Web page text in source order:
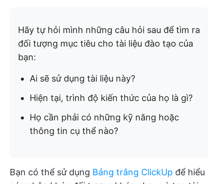
Hãy tự hỏi mình những câu hỏi sau để tìm ra
đối tượng mục tiêu cho tài liệu đào tạo của
bạn:
Ai sẽ sử dụng tài liệu này?
Hiện tại, trình độ kiến thức của họ là gì?
Họ cần phải có những kỹ năng hoặc
thông tin cụ thể nào?
Bạn có thể sử dụng Bảng trắng ClickUp để hiểu